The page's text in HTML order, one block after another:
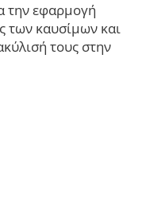
την εφαρμογή
των καυσίμων και
τους στην